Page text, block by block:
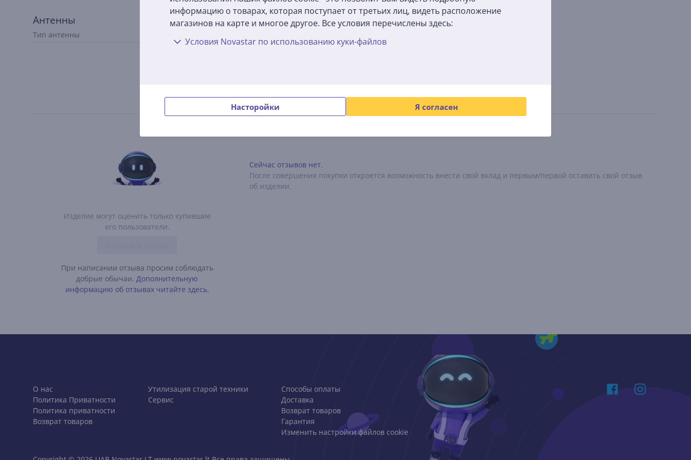
информацию о товарах, которая поступает от третьих лиц, видеть расположение
магазинов на карте и многое другое. Все условия перечислены здесь:
Условия Novastar по использованию куки-файлов
Насторойки Я согласен
Антенны
Тип антенны
Общий параметр
Изделие могут оценить только купившие
его пользователи.
При написании отзыва просим соблюдать
добрые обычаи.Дополнительную
информацию об отзывах читайте здесь.
Сейчас отзывов нет.
После совершения покупки откроется возможность внести свой вклад и первым/первой оставить свой отзыв
об изделии.
О нас
Политика Приватности
Политика приватности
Возврат товаров
Утилизация старой техники
Сервис
Способы оплаты
Доставка
Возврат товаров
Гарантия
Изменить настройки файлов cookie